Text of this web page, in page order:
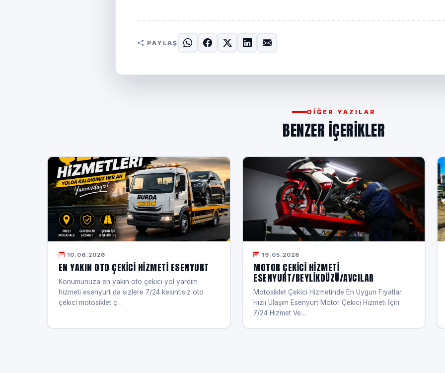
PAYLAŞ
DIĞER YAZILAR
BENZER IÇERIKLER
10.06.2026
EN YAKIN OTO ÇEKICI HIZMETI ESENYURT
Konumunuza en yakın oto çekici yol yardım
hizmeti esenyurt da sızlere 7/24 kesıntısız oto
çekici motosiklet ç…
19.05.2026
MOTOR ÇEKICI HIZMETI
ESENYURT/BEYLIKDÜZÜ/AVCILAR
Motosiklet Çekici Hizmetinde En Uygun Fiyatlar
Hızlı Ulaşım Esenyurt Motor Çekici Hizmeti İçin
7/24 Hizmet Ve…